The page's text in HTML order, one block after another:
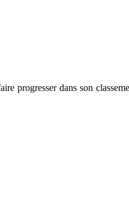
progresser dans son